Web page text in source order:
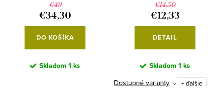
€49
€34,30
DO KOŠÍKA
Skladom 1 ks
€14,50
€12,33
DETAIL
Skladom 1 ks
Dostupné varianty + ďalšie